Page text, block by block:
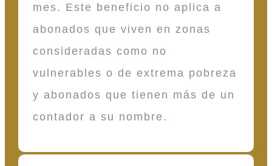
mes. Este beneficio no aplica a
abonados que viven en zonas
consideradas como no
vulnerables o de extrema pobreza
y abonados que tienen más de un
contador a su nombre.